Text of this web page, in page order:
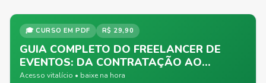
🎓 CURSO EM PDF R$ 29,90
GUIA COMPLETO DO FREELANCER DE
EVENTOS: DA CONTRATAÇÃO AO
SUCESSO
Acesso vitalício • baixe na hora